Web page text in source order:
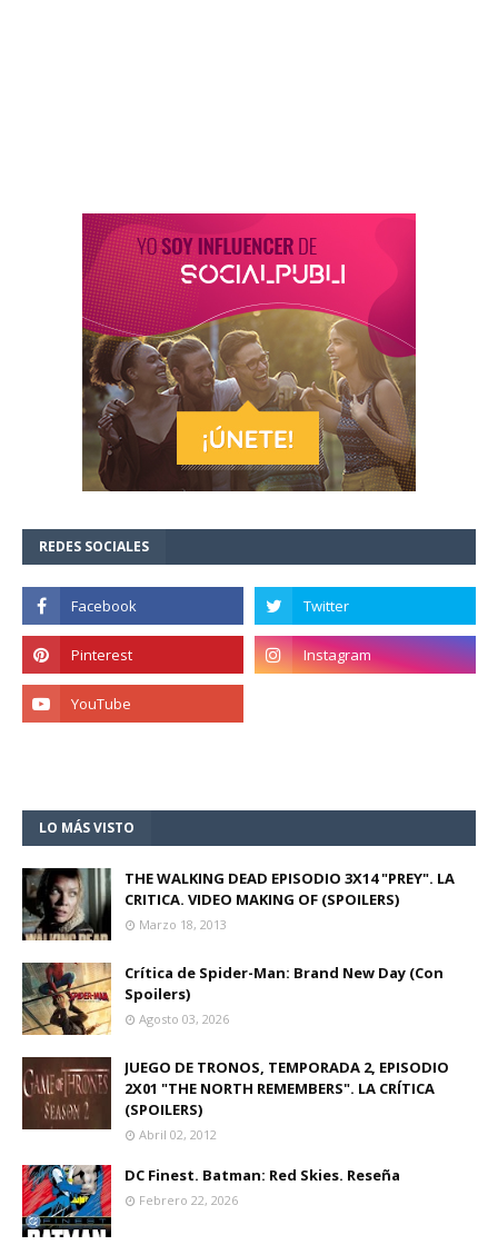
REDES SOCIALES
LO MÁS VISTO
THE WALKING DEAD EPISODIO 3X14 "PREY". LA
CRITICA. VIDEO MAKING OF (SPOILERS)
Marzo 18, 2013
Crítica de Spider-Man: Brand New Day (Con
Spoilers)
Agosto 03, 2026
JUEGO DE TRONOS, TEMPORADA 2, EPISODIO
2X01 "THE NORTH REMEMBERS". LA CRÍTICA
(SPOILERS)
Abril 02, 2012
DC Finest. Batman: Red Skies. Reseña
Febrero 22, 2026